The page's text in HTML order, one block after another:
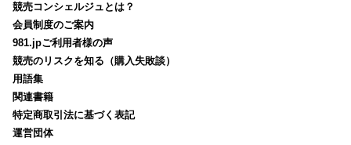
競売コンシェルジュとは？
会員制度のご案内
981.jpご利用者様の声
競売のリスクを知る（購入失敗談）
用語集
関連書籍
特定商取引法に基づく表記
運営団体